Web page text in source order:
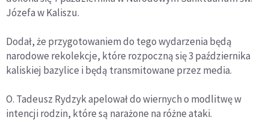
Józefa w Kaliszu.
Dodał, że przygotowaniem do tego wydarzenia będą
narodowe rekolekcje, które rozpoczną się 3 października
kaliskiej bazylice i będą transmitowane przez media.
O. Tadeusz Rydzyk apelował do wiernych o modlitwę w
intencji rodzin, które są narażone na różne ataki.